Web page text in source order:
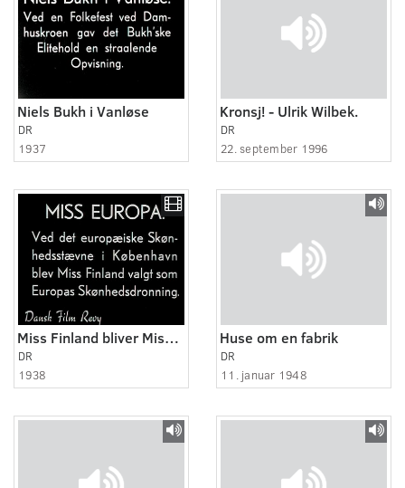
Niels Bukh i Vanløse
DR
1937
Kronsj! - Ulrik Wilbek.
DR
22. september 1996
Miss Finland bliver Miss Europa
DR
1938
Huse om en fabrik
DR
11. januar 1948